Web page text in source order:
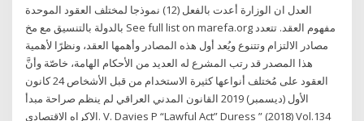
العدل ان الوزارة أعدت بالفعل (12) نموذجا لمختلف العقود الموحدة
بالدولة بالتنسيق مع مخ See full list on marefa.org مفهوم العقد. تتعدد
مصادر الالتزام وتتنوع ويُعد أول هذه المصادر وأهمها العقد، ونظرًا لأهمية
هذا المصدر قد رتب المشرع له العديد من الأحكام الهامة، خاصّة وأنَّ
العقود على مُختلف أنواعها كثيرة الاستخدام من قبل الأشخاص 24 كانون
الأول (ديسمبر) 2019 القانون المدني العراقي لم ينظم صراحة مبدأ
الاكراه الاقتصادي. V. Davies P “Lawful Act” Duress ” (2018) Vol.134